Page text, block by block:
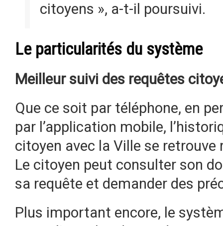
citoyens », a-t-il poursuivi.
Le particularités du système
Meilleur suivi des requêtes
Que ce soit par téléphone, en
par l’application mobile,
citoyen avec la Ville se
Le citoyen peut consulter son
sa requête et demander des
Plus important encore, le